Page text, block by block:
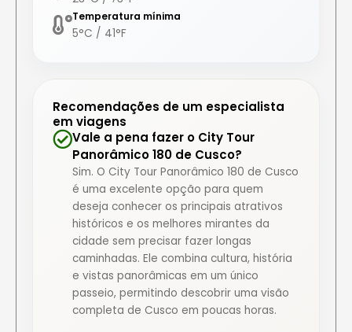
Temperatura mínima
5°C / 41°F
Recomendações de um especialista
em viagens
Vale a pena fazer o City Tour
Panorâmico 180 de Cusco?
Sim. O City Tour Panorâmico 180 de Cusco
é uma excelente opção para quem
deseja conhecer os principais atrativos
históricos e os melhores mirantes da
cidade sem precisar fazer longas
caminhadas. Ele combina cultura, história
e vistas panorâmicas em um único
passeio, permitindo descobrir uma visão
completa de Cusco em poucas horas.